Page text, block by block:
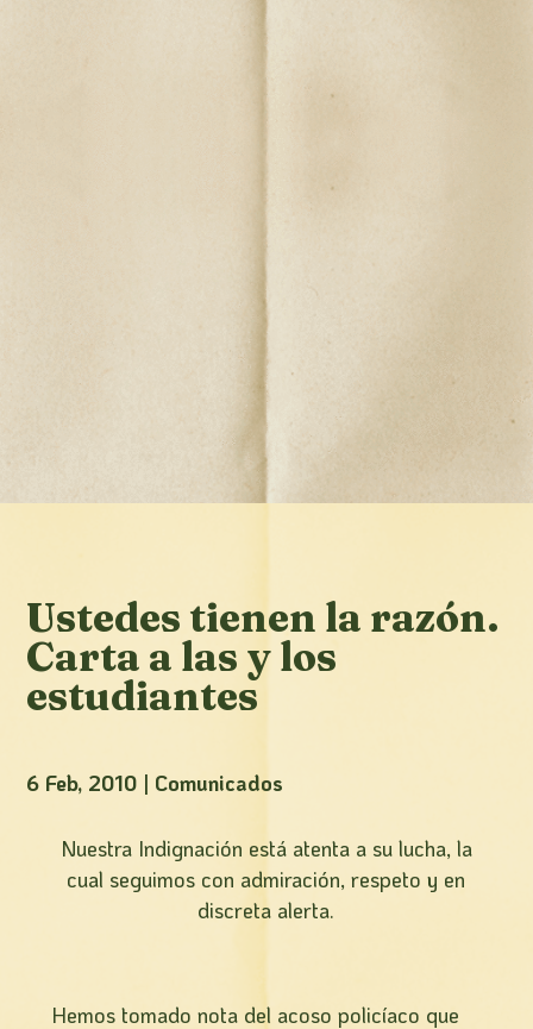
Ustedes tienen la razón.
Carta a las y los
estudiantes
6 Feb, 2010 | Comunicados
Nuestra Indignación está atenta a su lucha, la
cual seguimos con admiración, respeto y en
discreta alerta.
Hemos tomado nota del acoso policíaco que